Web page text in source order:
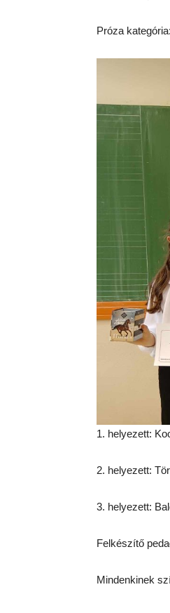
Próza kategória:
1. helyezett:
2. helyezett:
3. helyezett:
Felkészítő
Mindenkinek